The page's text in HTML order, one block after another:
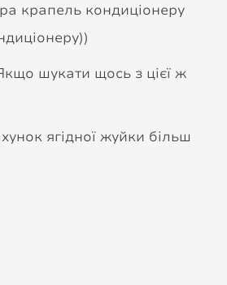
крапель кондиціонеру
шукати щось з цієї ж
ягідної жуйки більш